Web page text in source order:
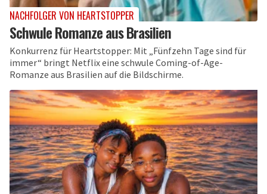
NACHFOLGER VON HEARTSTOPPER
Schwule Romanze aus Brasilien
Konkurrenz für Heartstopper: Mit „Fünfzehn Tage sind für
immer“ bringt Netflix eine schwule Coming-of-Age-
Romanze aus Brasilien auf die Bildschirme.